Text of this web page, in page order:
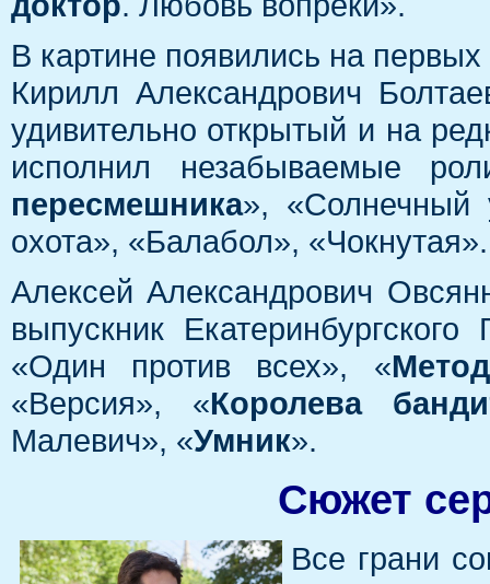
В картине появились на
Кирилл Александрович
удивительно открытый и на
исполнил незабываемые
пересмешника», «Солнечный
охота», «Балабол», «Чокнутая».
Алексей Александрович
выпускник
«Один против всех», «
«Версия», «Королева
Малевич», «Умник».
Сюжет
Все грани